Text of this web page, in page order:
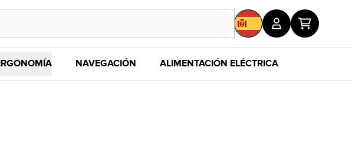
NAVEGACIÓN ALIMENTACIÓN ELÉCTRICA